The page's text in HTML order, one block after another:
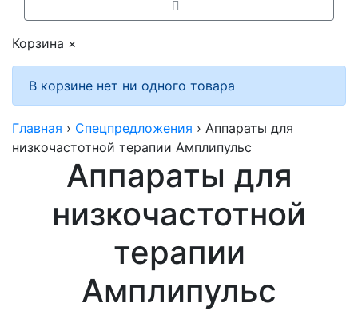
Корзина ×
В корзине нет ни одного товара
Главная › Спецпредложения › Аппараты для
низкочастотной терапии Амплипульс
Аппараты для
низкочастотной
терапии
Амплипульс